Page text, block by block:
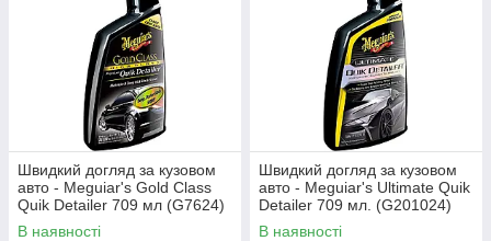
Швидкий догляд за кузовом
авто - Meguiar's Gold Class
Quik Detailer 709 мл (G7624)
В наявності
Швидкий догляд за кузовом
авто - Meguiar's Ultimate Quik
Detailer 709 мл. (G201024)
В наявності